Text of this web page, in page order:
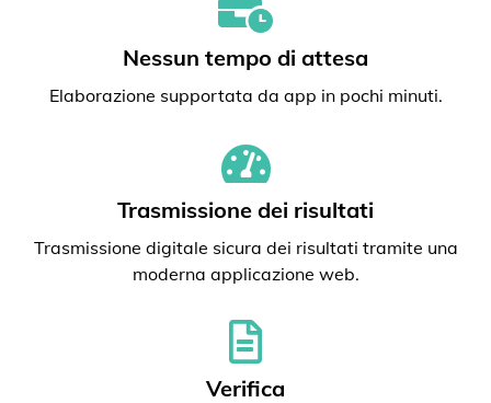
Nessun tempo di attesa
Elaborazione supportata da app in pochi minuti.
Trasmissione dei risultati
Trasmissione digitale sicura dei risultati tramite una
moderna applicazione web.
Verifica